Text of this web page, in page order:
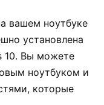
вашем ноутбуке
установлена
10. Вы можете
ноутбуком и
которые